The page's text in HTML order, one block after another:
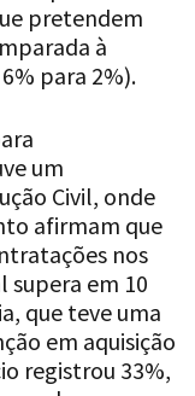
pretendem
à
para 2%).
um
Civil, onde
afirmam que
nos
supera em 10
que teve uma
em aquisição
registrou 33%,